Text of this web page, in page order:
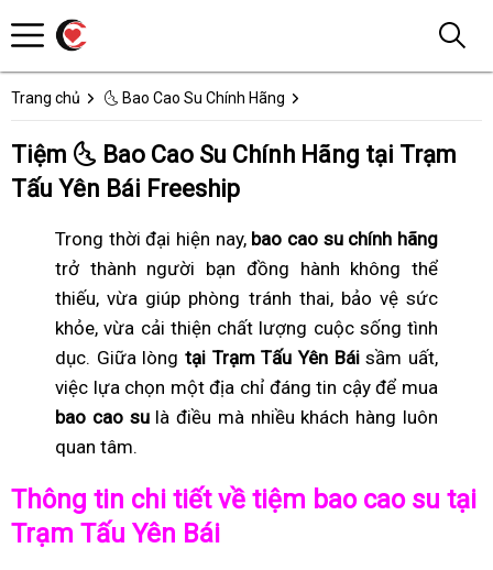
Trang chủ 🌜 Bao Cao Su Chính Hãng
Tiệm 🌜 Bao Cao Su Chính Hãng tại Trạm
Tấu Yên Bái Freeship
Trong thời đại hiện nay, bao cao su chính hãng
trở thành người bạn đồng hành không thể
thiếu, vừa giúp phòng tránh thai, bảo vệ sức
khỏe, vừa cải thiện chất lượng cuộc sống tình
dục. Giữa lòng tại Trạm Tấu Yên Báisầm uất,
việc lựa chọn một địa chỉ đáng tin cậy để mua
bao cao sulà điều mà nhiều khách hàng luôn
quan tâm.
Thông tin chi tiết về tiệm bao cao su tại
Trạm Tấu Yên Bái